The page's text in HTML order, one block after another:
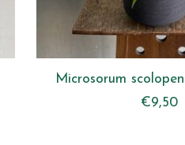
Microsorum
€9,50